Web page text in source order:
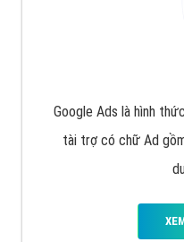
Google Ads là hình
tài trợ có chữ Ad